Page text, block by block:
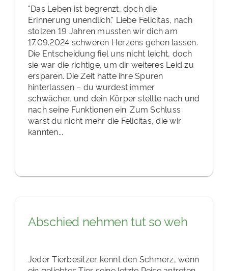
"Das Leben ist begrenzt, doch die
Erinnerung unendlich." Liebe Felicitas, nach
stolzen 19 Jahren mussten wir dich am
17.09.2024 schweren Herzens gehen lassen.
Die Entscheidung fiel uns nicht leicht, doch
sie war die richtige, um dir weiteres Leid zu
ersparen. Die Zeit hatte ihre Spuren
hinterlassen – du wurdest immer
schwächer, und dein Körper stellte nach und
nach seine Funktionen ein. Zum Schluss
warst du nicht mehr die Felicitas, die wir
kannten...
Abschied nehmen tut so weh
Jeder Tierbesitzer kennt den Schmerz, wenn